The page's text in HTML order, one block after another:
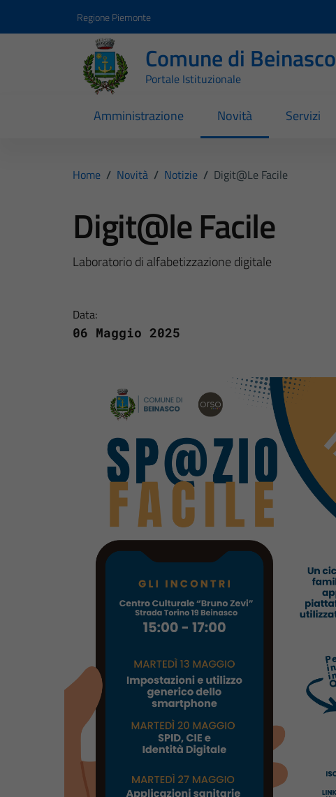
Regione Piemonte
Comune di Beinasco
Portale Istituzionale
Amministrazione Novità Servizi
Home / Novità / Notizie / Digit@le Facile
Digit@le Facile
Laboratorio di alfabetizzazione digitale
Data:
06 Maggio 2025